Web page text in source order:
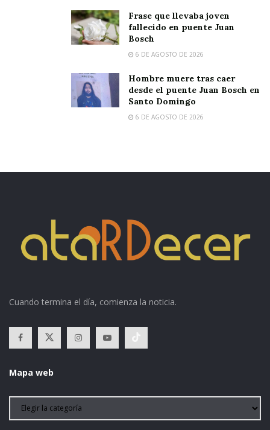
Frase que llevaba joven
fallecido en puente Juan
Bosch
6 DE AGOSTO DE 2026
Hombre muere tras caer
desde el puente Juan Bosch en
Santo Domingo
6 DE AGOSTO DE 2026
Cuando termina el día, comienza la noticia.
Mapa web